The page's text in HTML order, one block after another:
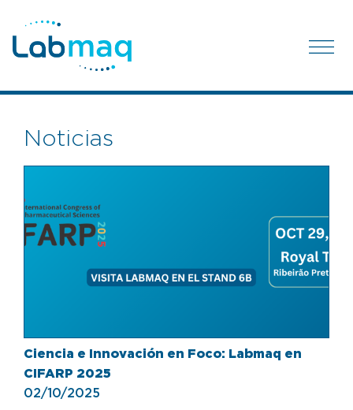
Noticias
Ciencia e Innovación en Foco: Labmaq en
CIFARP 2025
02/10/2025